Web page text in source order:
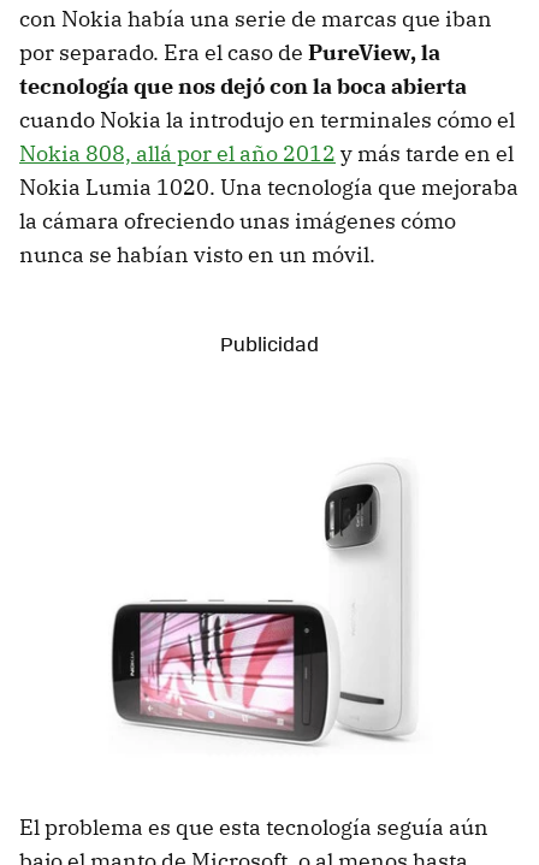
con Nokia había una serie de marcas que iban
por separado. Era el caso de PureView, la
tecnología que nos dejó con la boca abierta
cuando Nokia la introdujo en terminales cómo el
Nokia 808, allá por el año 2012 y más tarde en el
Nokia Lumia 1020. Una tecnología que mejoraba
la cámara ofreciendo unas imágenes cómo
nunca se habían visto en un móvil.
El problema es que esta tecnología seguía aún